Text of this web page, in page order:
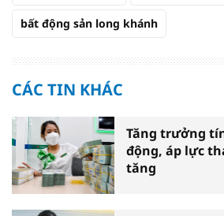
bất động sản long khánh
CÁC TIN KHÁC
Tăng trưởng
động, áp lực
tăng